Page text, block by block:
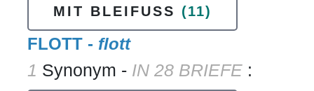
MIT BLEIFUSS (11)
FLOTT - flott
1 Synonym - IN 28 BRIEFE :